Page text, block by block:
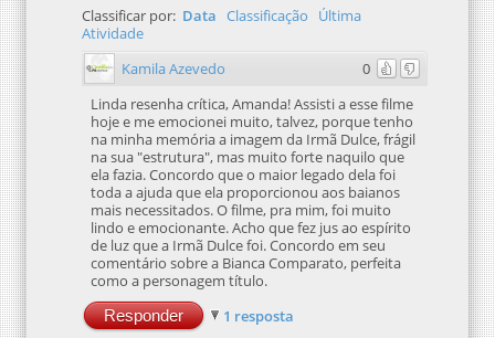
Classificar por: Data Classificação
Última
Atividade
0
Kamila Azevedo
Linda resenha crítica, Amanda! Assisti a esse filme
hoje e me emocionei muito, talvez, porque tenho
na minha memória a imagem da Irmã Dulce, frágil
na sua "estrutura", mas muito forte naquilo que
ela fazia. Concordo que o maior legado dela foi
toda a ajuda que ela proporcionou aos baianos
mais necessitados. O filme, pra mim, foi muito
lindo e emocionante. Acho que fez jus ao espírito
de luz que a Irmã Dulce foi. Concordo em seu
comentário sobre a Bianca Comparato, perfeita
como a personagem título.
Responder 1 resposta